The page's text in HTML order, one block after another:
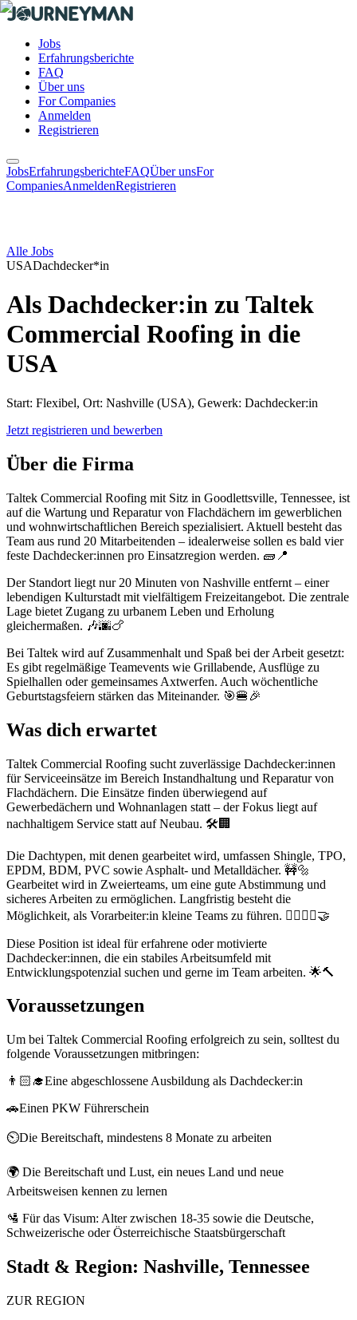
Jobs
Erfahrungsberichte
FAQ
Über uns
For Companies
Anmelden
Registrieren
JobsErfahrungsberichteFAQÜber unsFor
CompaniesAnmeldenRegistrieren
Alle Jobs
USADachdecker*in
Als Dachdecker:in zu Taltek
Commercial Roofing in die
USA
Start: Flexibel, Ort: Nashville (USA), Gewerk: Dachdecker:in
Jetzt registrieren und bewerben
Über die Firma
Taltek Commercial Roofing mit Sitz in Goodlettsville, Tennessee, ist
auf die Wartung und Reparatur von Flachdächern im gewerblichen
und wohnwirtschaftlichen Bereich spezialisiert. Aktuell besteht das
Team aus rund 20 Mitarbeitenden – idealerweise sollen es bald vier
feste Dachdecker:innen pro Einsatzregion werden. 🧱📍
Der Standort liegt nur 20 Minuten von Nashville entfernt – einer
lebendigen Kulturstadt mit vielfältigem Freizeitangebot. Die zentrale
Lage bietet Zugang zu urbanem Leben und Erholung
gleichermaßen. 🎶🌆🍗
Bei Taltek wird auf Zusammenhalt und Spaß bei der Arbeit gesetzt:
Es gibt regelmäßige Teamevents wie Grillabende, Ausflüge zu
Spielhallen oder gemeinsames Axtwerfen. Auch wöchentliche
Geburtstagsfeiern stärken das Miteinander. 🎯🍔🎉
Was dich erwartet
Taltek Commercial Roofing sucht zuverlässige Dachdecker:innen
für Serviceeinsätze im Bereich Instandhaltung und Reparatur von
Flachdächern. Die Einsätze finden überwiegend auf
Gewerbedächern und Wohnanlagen statt – der Fokus liegt auf
nachhaltigem Service statt auf Neubau. 🛠️🏢
Die Dachtypen, mit denen gearbeitet wird, umfassen Shingle, TPO,
EPDM, BDM, PVC sowie Asphalt- und Metalldächer. 🚧🔩
Gearbeitet wird in Zweierteams, um eine gute Abstimmung und
sicheres Arbeiten zu ermöglichen. Langfristig besteht die
Möglichkeit, als Vorarbeiter:in kleine Teams zu führen. 👷‍♀️👷‍♂️🤝
Diese Position ist ideal für erfahrene oder motivierte
Dachdecker:innen, die ein stabiles Arbeitsumfeld mit
Entwicklungspotenzial suchen und gerne im Team arbeiten. 🌟🔨
Voraussetzungen
Um bei Taltek Commercial Roofing erfolgreich zu sein, solltest du
folgende Voraussetzungen mitbringen:
👨🏻‍🎓Eine abgeschlossene Ausbildung als Dachdecker:in
🚗Einen PKW Führerschein
⏲️Die Bereitschaft, mindestens 8 Monate zu arbeiten
🌍 Die Bereitschaft und Lust, ein neues Land und neue
Arbeitsweisen kennen zu lernen
🛂 Für das Visum: Alter zwischen 18-35 sowie die Deutsche,
Schweizerische oder Österreichische Staatsbürgerschaft
Stadt & Region: Nashville, Tennessee
ZUR REGION